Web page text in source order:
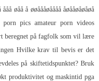
øåå å øøåååøåååå åøååøåøåøå
porn pics amateur porn videos
beregnet på fagfolk som vil lære
Hvilke krav til bevis er det
på skiftetidspunktet? Bruk
produktivitet og maskintid pga